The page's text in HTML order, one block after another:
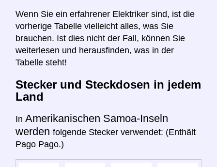
Wenn Sie ein erfahrener Elektriker sind, ist die
vorherige Tabelle vielleicht alles, was Sie
brauchen. Ist dies nicht der Fall, können Sie
weiterlesen und herausfinden, was in der
Tabelle steht!
Stecker und Steckdosen in jedem
Land
In Amerikanischen Samoa-Inseln
werden folgende Stecker verwendet: (Enthält
Pago Pago.)